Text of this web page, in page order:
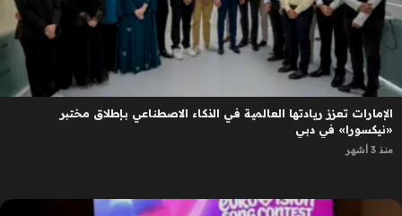
الإمارات تعزز ريادتها العالمية في الذكاء الاصطناعي بإطلاق مختبر
«نيكسورا» في دبي
منذ 3 أشهر